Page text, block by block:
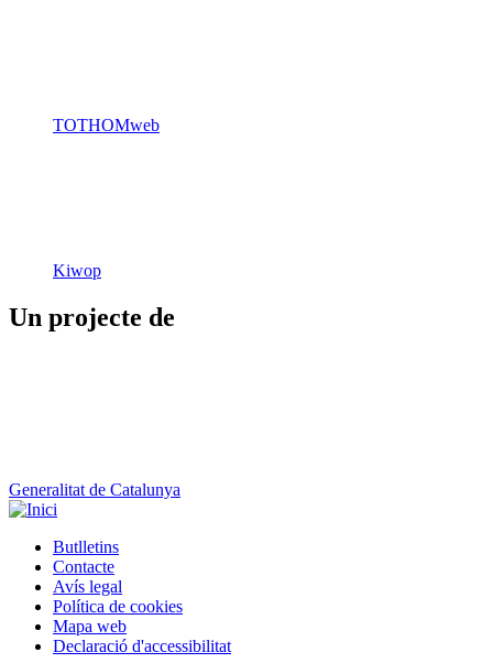
TOTHOMweb
Kiwop
Un projecte de
Generalitat de Catalunya
Peu
Butlletins
Contacte
Avís legal
Política de cookies
Mapa web
Declaració d'accessibilitat